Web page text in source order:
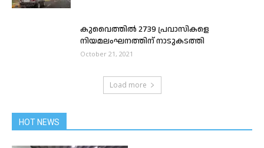
കുവൈത്തിൽ 2739 പ്രവാസികളെ
നിയമലംഘനത്തിന് നാടുകടത്തി
October 21, 2021
Load more
HOT NEWS